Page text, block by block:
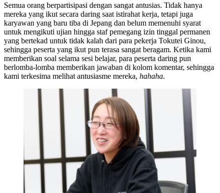
Semua orang berpartisipasi dengan sangat antusias. Tidak hanya
mereka yang ikut secara daring saat istirahat kerja, tetapi juga
karyawan yang baru tiba di Jepang dan belum memenuhi syarat
untuk mengikuti ujian hingga staf pemegang izin tinggal permanen
yang bertekad untuk tidak kalah dari para pekerja Tokutei Ginou,
sehingga peserta yang ikut pun terasa sangat beragam. Ketika kami
memberikan soal selama sesi belajar, para peserta daring pun
berlomba-lomba memberikan jawaban di kolom komentar, sehingga
kami terkesima melihat antusiasme mereka, hahaha.